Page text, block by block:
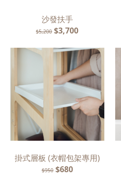
沙發扶手
$5,200 $3,700
掛式層板 (衣帽包架專用)
$950 $680